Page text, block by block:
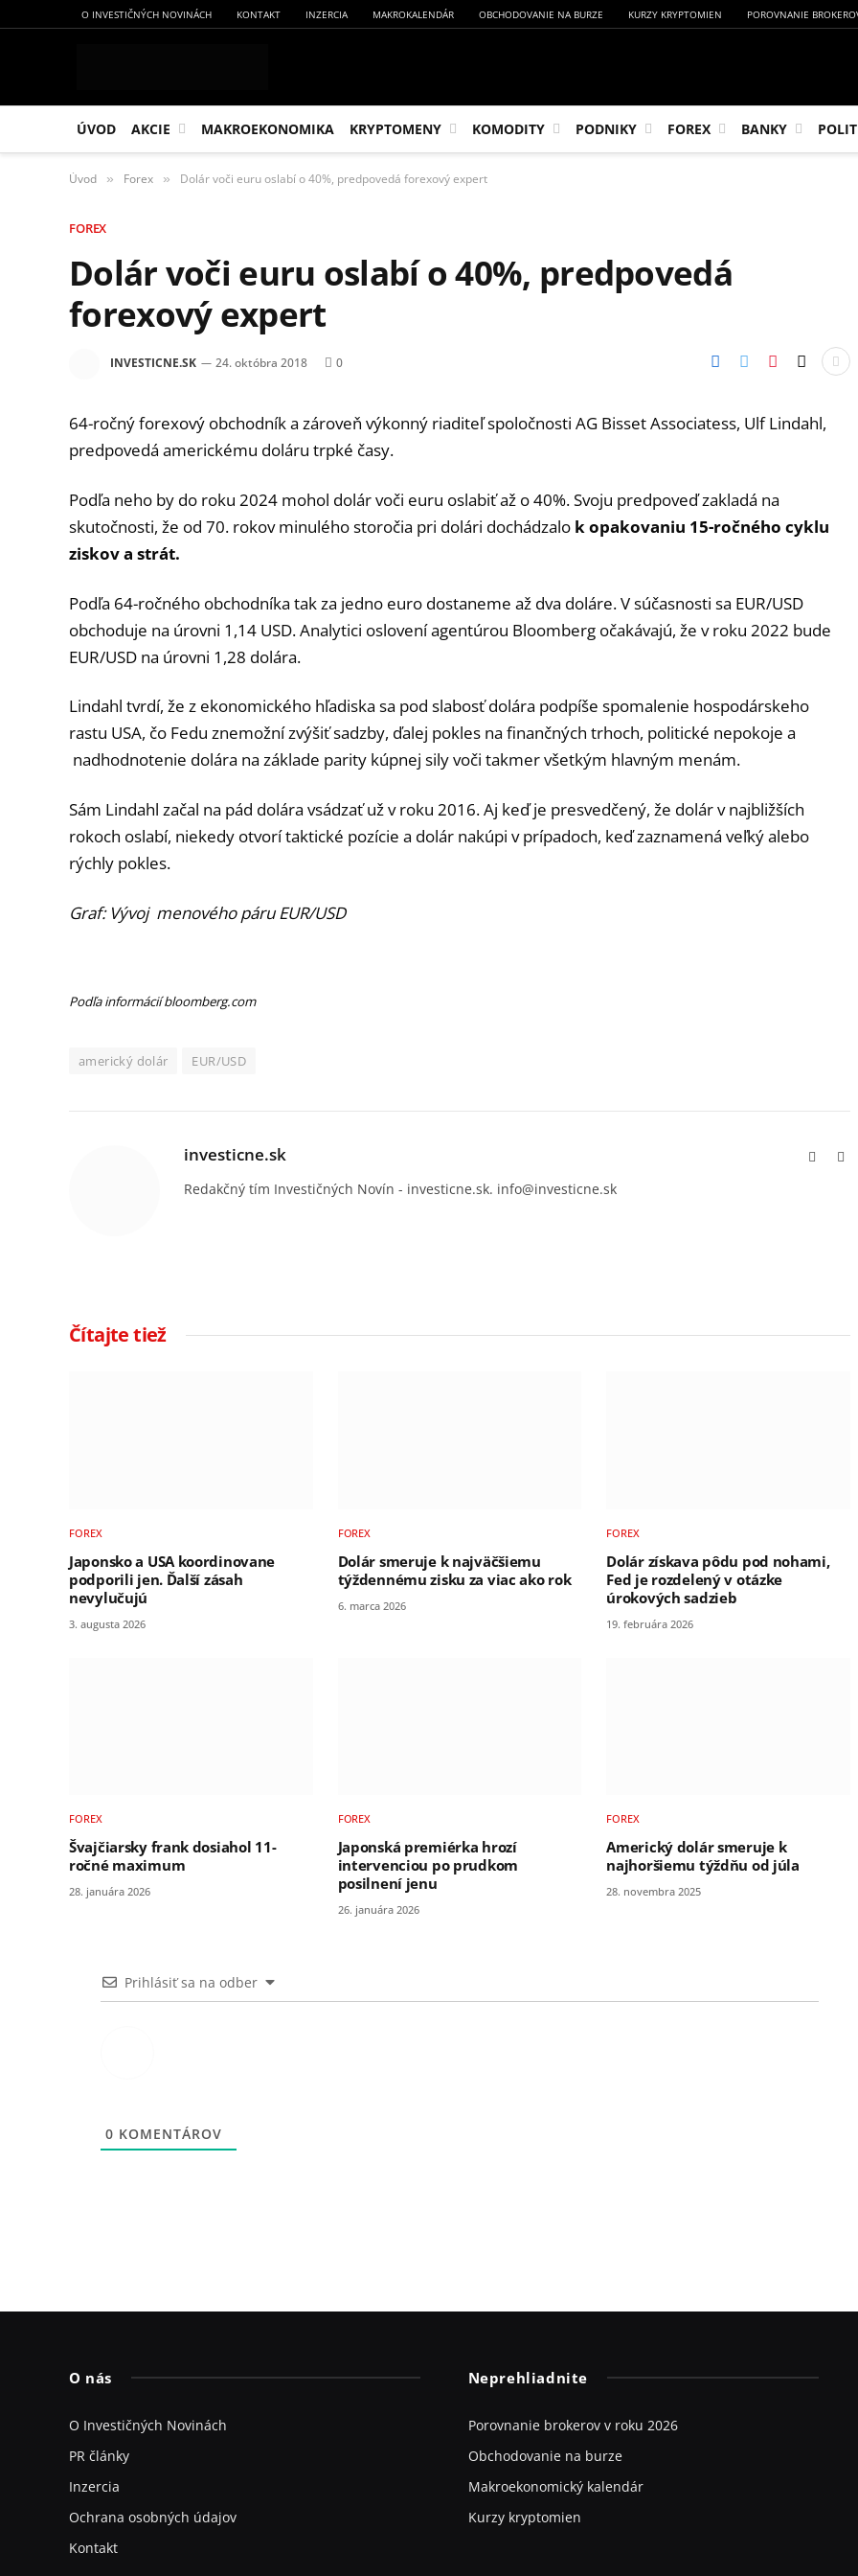
O INVESTIČNÝCH NOVINÁCH KONTAKT INZERCIA MAKROKALENDÁR OBCHODOVANIE NA BURZE KURZY KRYPTOMIEN POROVNANIE
ÚVOD AKCIE MAKROEKONOMIKA KRYPTOMENY KOMODITY PODNIKY FOREX BANKY
Úvod » Forex » Dolár voči euru oslabí o 40%, predpovedá forexový expert
FOREX
Dolár voči euru oslabí o 40%, predpovedá
forexový expert
INVESTICNE.SK 24. októbra 2018 0
64-ročný forexový obchodník a zároveň výkonný riaditeľ spoločnosti AG Bisset Associatess, Ulf Lindahl,
predpovedá americkému doláru trpké časy.
Podľa neho by do roku 2024 mohol dolár voči euru oslabiť až o 40%. Svoju predpoveď zakladá na
skutočnosti, že od 70. rokov minulého storočia pri dolári dochádzalo k opakovaniu 15-ročného cyklu
ziskov a strát.
Podľa 64-ročného obchodníka tak za jedno euro dostaneme až dva doláre. V súčasnosti sa EUR/USD
obchoduje na úrovni 1,14 USD. Analytici oslovení agentúrou Bloomberg očakávajú, že v roku 2022 bude
EUR/USD na úrovni 1,28 dolára.
Lindahl tvrdí, že z ekonomického hľadiska sa pod slabosť dolára podpíše spomalenie hospodárskeho
rastu USA, čo Fedu znemožní zvýšiť sadzby, ďalej pokles na finančných trhoch, politické nepokoje a
nadhodnotenie dolára na základe parity kúpnej sily voči takmer všetkým hlavným menám.
Sám Lindahl začal na pád dolára vsádzať už v roku 2016. Aj keď je presvedčený, že dolár v najbližších
rokoch oslabí, niekedy otvorí taktické pozície a dolár nakúpi v prípadoch, keď zaznamená veľký alebo
rýchly pokles.
Graf: Vývoj menového páru EUR/USD
Podľa informácií bloomberg.com
americký dolár EUR/USD
investicne.sk
Redakčný tím Investičných Novín - investicne.sk. info@investicne.sk
Čítajte tiež
FOREX
Japonsko a USA koordinovane
podporili jen. Ďalší zásah
nevylučujú
3. augusta 2026
FOREX
Dolár smeruje k najväčšiemu
týždennému zisku za viac ako rok
6. marca 2026
FOREX
Dolár získava pôdu pod nohami,
Fed je rozdelený v otázke
úrokových sadzieb
19. februára 2026
FOREX
Švajčiarsky frank dosiahol 11-
ročné maximum
28. januára 2026
FOREX
Japonská premiérka hrozí
intervenciou po prudkom
posilnení jenu
26. januára 2026
FOREX
Americký dolár smeruje k
najhoršiemu týždňu od júla
28. novembra 2025
Prihlásiť sa na odber
0 KOMENTÁROV
O nás
O Investičných Novinách
PR články
Inzercia
Ochrana osobných údajov
Kontakt
Neprehliadnite
Porovnanie brokerov v roku 2026
Obchodovanie na burze
Makroekonomický kalendár
Kurzy kryptomien